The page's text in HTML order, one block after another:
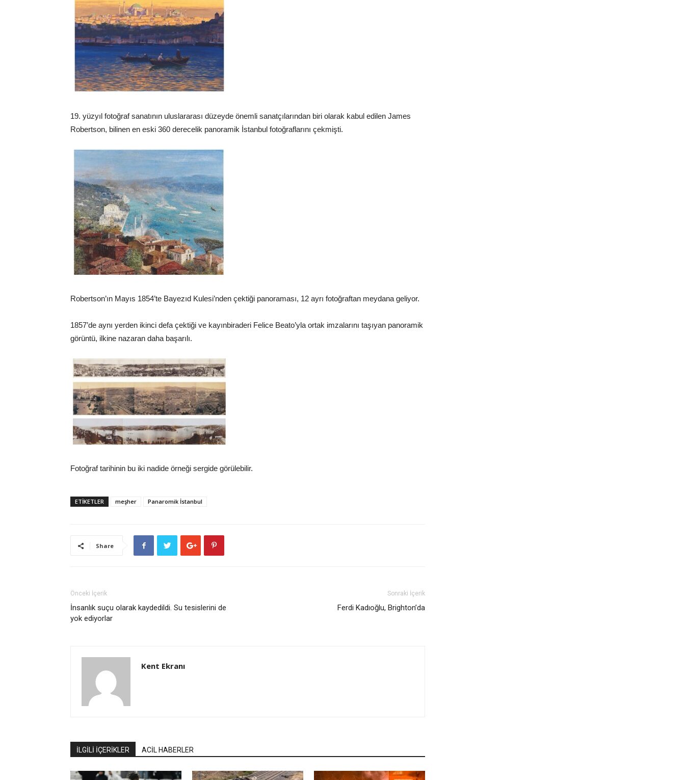
19. yüzyıl fotoğraf sanatının uluslararası düzeyde önemli sanatçılarından biri olarak kabul edilen James
Robertson, bilinen en eski 360 derecelik panoramik İstanbul fotoğraflarını çekmişti.
Robertson’ın Mayıs 1854’te Bayezıd Kulesi’nden çektiği panoraması, 12 ayrı fotoğraftan meydana geliyor.
1857’de aynı yerden ikinci defa çektiği ve kayınbiraderi Felice Beato’yla ortak imzalarını taşıyan panoramik
görüntü, ilkine nazaran daha başarılı.
Fotoğraf tarihinin bu iki nadide örneği sergide görülebilir.
ETİKETLER meşher Panaromik İstanbul
Share
Önceki İçerik
İnsanlık suçu olarak kaydedildi. Su tesislerini de
yok ediyorlar
Sonraki İçerik
Ferdi Kadıoğlu, Brighton’da
Kent Ekranı
İLGİLİ İÇERİKLER ACİL HABERLER